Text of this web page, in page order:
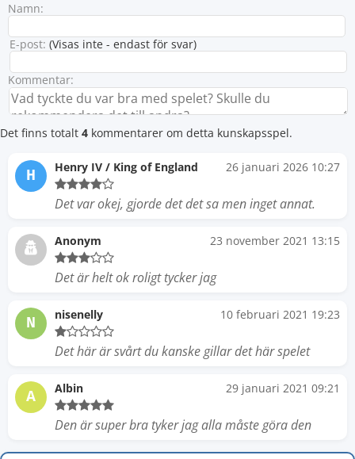
Namn:
E-post: (Visas inte - endast för svar)
Kommentar:
Det finns totalt 4 kommentarer om detta kunskapsspel.
H Henry IV / King of England 26 januari 2026 10:27
Det var okej, gjorde det det sa men inget annat.
Anonym 23 november 2021 13:15
Det är helt ok roligt tycker jag
N nisenelly 10 februari 2021 19:23
Det här är svårt du kanske gillar det här spelet
A Albin 29 januari 2021 09:21
Den är super bra tyker jag alla måste göra den